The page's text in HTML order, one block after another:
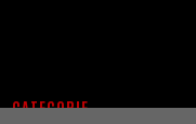
CATEGORIE